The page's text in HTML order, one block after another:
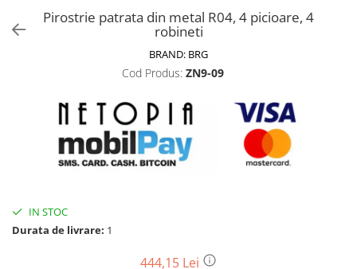
Motoburghie si accesorii
Drujbe pe benzina
Drujbe cu acumulator
Consumabile drujbe, fierastraie
Unelte electrice busteni
Mori cereale si batoze porumb
Batoze - mori desfacat porumb
Pirostrie patrata din metal R04, 4 picioare, 4
robineti
BRAND: BRG
Cod Produs: ZN9-09
IN STOC
Durata de livrare: 1
444,15 Lei